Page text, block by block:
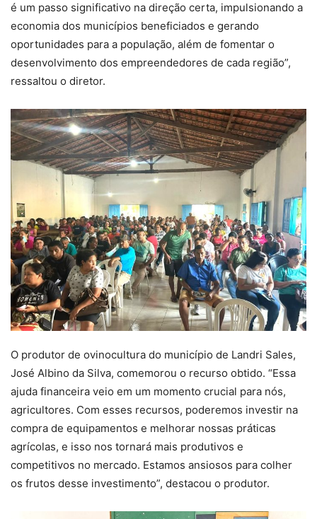
é um passo significativo na direção certa, impulsionando a
economia dos municípios beneficiados e gerando
oportunidades para a população, além de fomentar o
desenvolvimento dos empreendedores de cada região”,
ressaltou o diretor.
O produtor de ovinocultura do município de Landri Sales,
José Albino da Silva, comemorou o recurso obtido. “Essa
ajuda financeira veio em um momento crucial para nós,
agricultores. Com esses recursos, poderemos investir na
compra de equipamentos e melhorar nossas práticas
agrícolas, e isso nos tornará mais produtivos e
competitivos no mercado. Estamos ansiosos para colher
os frutos desse investimento”, destacou o produtor.